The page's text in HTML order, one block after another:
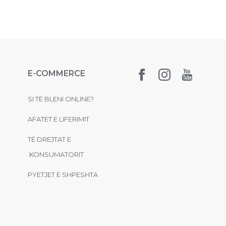
E-COMMERCE
SI TË BLENI ONLINE?
AFATET E LIFERIMIT
TË DREJTAT E
KONSUMATORIT
PYETJET E SHPESHTA